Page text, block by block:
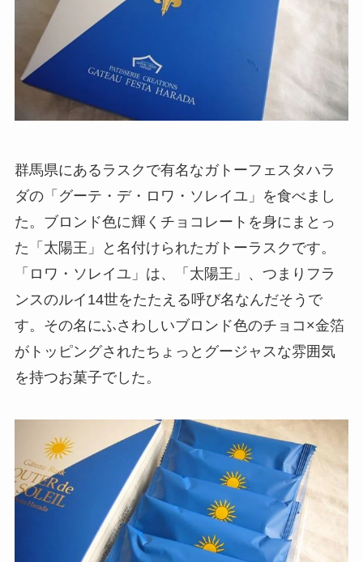
群馬県にあるラスクで有名なガトーフェスタハラ
ダの「グーテ・デ・ロワ・ソレイユ」を食べまし
た。ブロンド色に輝くチョコレートを身にまとっ
た「太陽王」と名付けられたガトーラスクです。
「ロワ・ソレイユ」は、「太陽王」、つまりフラ
ンスのルイ14世をたたえる呼び名なんだそうで
す。その名にふさわしいブロンド色のチョコ×金箔
がトッピングされたちょっとグージャスな雰囲気
を持つお菓子でした。